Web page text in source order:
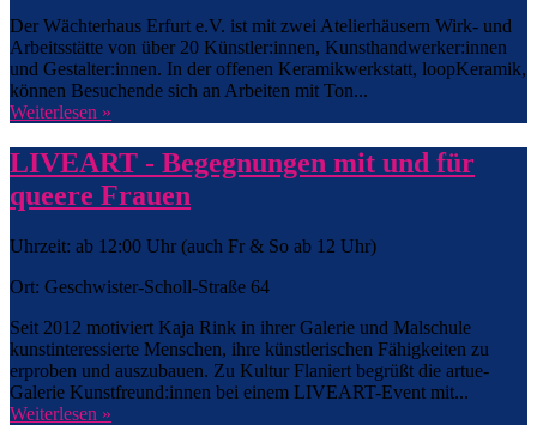
Der Wächterhaus Erfurt e.V. ist mit zwei Atelierhäusern Wirk- und
Arbeitsstätte von über 20 Künstler:innen, Kunsthandwerker:innen
und Gestalter:innen. In der offenen Keramikwerkstatt, loopKeramik,
können Besuchende sich an Arbeiten mit Ton...
Weiterlesen »
LIVEART - Begegnungen mit und für
queere Frauen
Uhrzeit: ab 12:00 Uhr (auch Fr & So ab 12 Uhr)
Ort: Geschwister-Scholl-Straße 64
Seit 2012 motiviert Kaja Rink in ihrer Galerie und Malschule
kunstinteressierte Menschen, ihre künstlerischen Fähigkeiten zu
erproben und auszubauen. Zu Kultur Flaniert begrüßt die artue-
Galerie Kunstfreund:innen bei einem LIVEART-Event mit...
Weiterlesen »